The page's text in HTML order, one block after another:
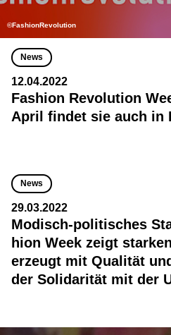
©FashionRevolution
News
12.04.2022
Fashion Revolution
April findet sie auch in
News
29.03.2022
Modisch-politisches
hion Week zeigt
erzeugt mit Qualität
der Solidarität mit der